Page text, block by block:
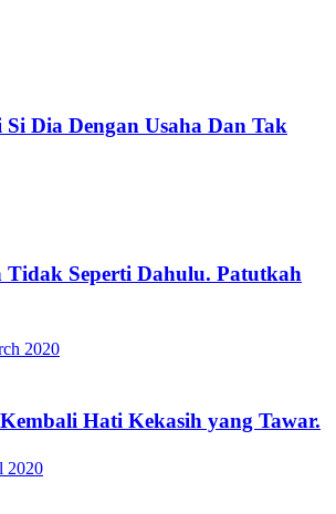
Dia Dengan Usaha Dan Tak
Tidak Seperti Dahulu. Patutkah
2020
Hati Kekasih yang Tawar.
2020